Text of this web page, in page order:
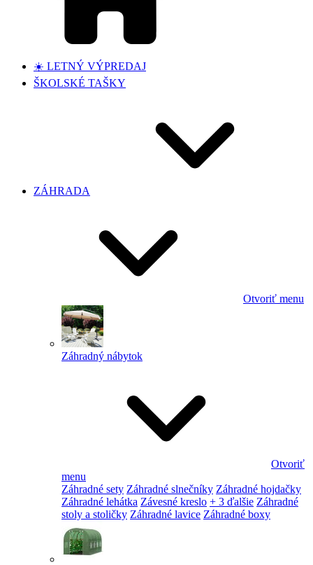
☀️ LETNÝ VÝPREDAJ
ŠKOLSKÉ TAŠKY
ZÁHRADA
Otvoriť menu
Záhradný nábytok
Otvoriť
menu
Záhradné sety Záhradné slnečníky Záhradné hojdačky
Záhradné lehátka Závesné kreslo + 3 ďalšie Záhradné
stoly a stoličky Záhradné lavice Záhradné boxy